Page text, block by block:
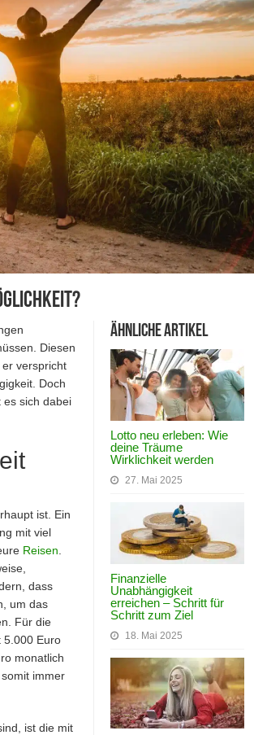
Ähnliche Artikel
Lotto neu erleben: Wie
deine Träume
Wirklichkeit werden
27. Mai 2025
Finanzielle
Unabhängigkeit
erreichen – Schritt für
Schritt zum Ziel
18. Mai 2025
Diesen
verspricht
Doch
es sich dabei
ist. Ein
mit viel
Reisen
dass
um das
Für die
5.000 Euro
monatlich
immer
ist die mit